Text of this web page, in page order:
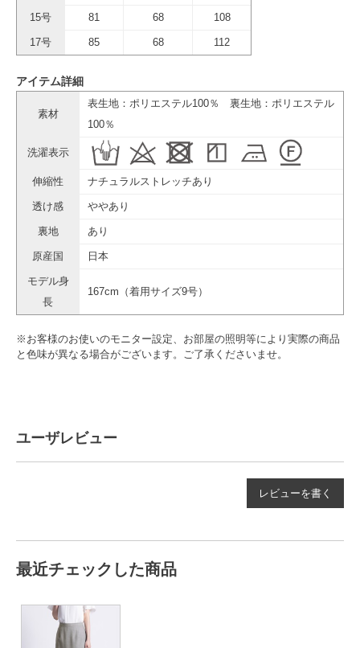
15号 81 68 108
17号 85 68 112
アイテム詳細
素材
表生地：ポリエステル100％ 裏生地：ポリエステル
100％
洗濯表示
伸縮性 ナチュラルストレッチあり
透け感 ややあり
裏地 あり
原産国 日本
モデル身
長
167cm（着用サイズ9号）
※お客様のお使いのモニター設定、お部屋の照明等により実際の商品
と色味が異なる場合がございます。ご了承くださいませ。
ユーザレビュー
レビューを書く
最近チェックした商品